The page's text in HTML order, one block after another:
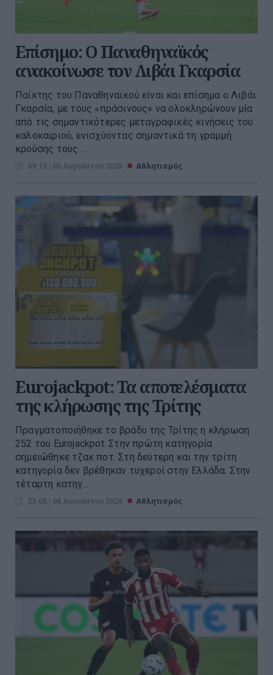
Επίσημο: Ο Παναθηναϊκός
ανακοίνωσε τον Λιβάι Γκαρσία
Παίκτης του Παναθηναϊκού είναι και επίσημα ο Λιβάι
Γκαρσία, με τους «πράσινους» να ολοκληρώνουν μία
από τις σημαντικότερες μεταγραφικές κινήσεις του
καλοκαιριού, ενισχύοντας σημαντικά τη γραμμή
κρούσης τους. ...
09:15 | 05 Αυγούστου 2026 Αθλητισμός
Eurojackpot: Τα αποτελέσματα
της κλήρωσης της Τρίτης
Πραγματοποιήθηκε το βράδυ της Τρίτης η κλήρωση
252 του Eurojackpot. Στην πρώτη κατηγορία
σημειώθηκε τζακ ποτ. Στη δεύτερη και την τρίτη
κατηγορία δεν βρέθηκαν τυχεροί στην Ελλάδα. Στην
τέταρτη κατηγ...
23:05 | 04 Αυγούστου 2026 Αθλητισμός